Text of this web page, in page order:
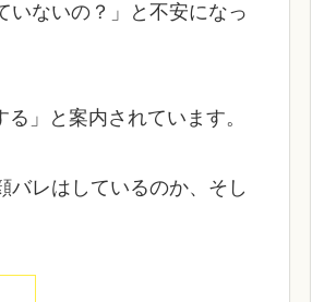
いないの？」と不安になっ
」と案内されています。
バレはしているのか、そし